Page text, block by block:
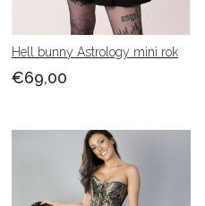
Hell bunny Astrology mini rok
€69,00